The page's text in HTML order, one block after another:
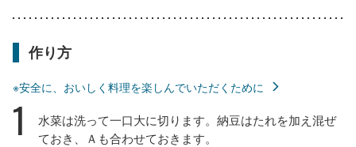
作り方
※安全に、おいしく料理を楽しんでいただくために
1
水菜は洗って一口大に切ります。納豆はたれを加え混ぜ
ておき、Ａも合わせておきます。